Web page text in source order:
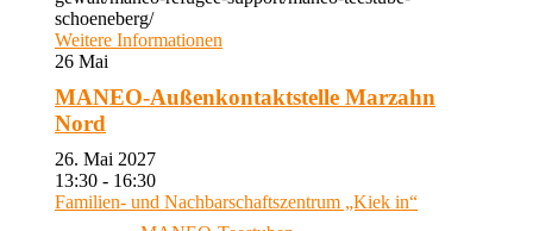
schoeneberg/
Weitere Informationen
26 Mai
MANEO-Außenkontaktstelle Marzahn
Nord
26. Mai 2027
13:30 - 16:30
Familien- und Nachbarschaftszentrum „Kiek in“